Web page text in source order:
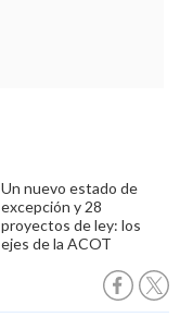
Un nuevo estado de
excepción y 28
proyectos de ley: los
ejes de la ACOT